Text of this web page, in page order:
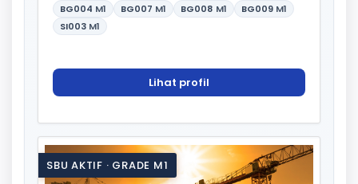
BG004 M1 BG007 M1 BG008 M1 BG009 M1
SI003 M1
Lihat profil
SBU AKTIF · GRADE M1